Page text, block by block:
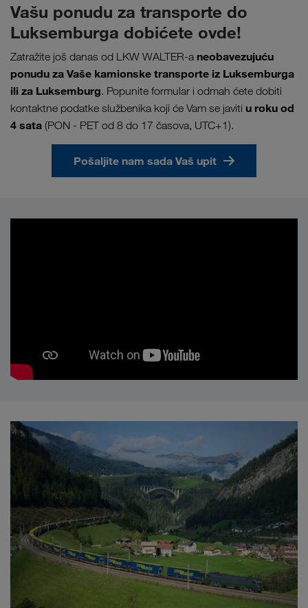
Vašu ponudu za transporte do
Luksemburga dobićete ovde!
Zatražite još danas od LKW WALTER-a neobavezujuću
ponudu za Vaše kamionske transporte iz Luksemburga
ili za Luksemburg. Popunite formular i odmah ćete dobiti
kontaktne podatke službenika koji će Vam se javiti u roku od
4 sata (PON - PET od 8 do 17 časova, UTC+1).
Pošaljite nam sada Vaš upit